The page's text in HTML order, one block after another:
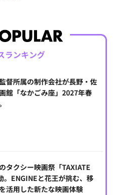
ランキング
督所属の制作会社が長野・佐
館「なかごみ座」2027年春
タクシー映画祭「TAXIATE
。ENGINEと花王が挑む、移
活用した新たな映画体験